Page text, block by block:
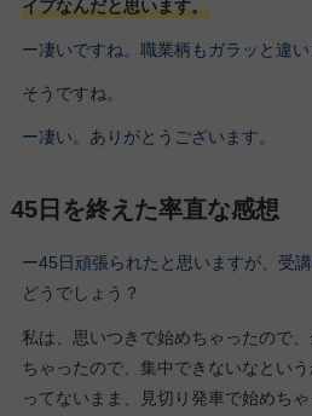
イプなんだと思います。
ー凄いですね。職業柄もガラッと違い
そうですね。
ー凄い。ありがとうございます。
45日を終えた率直な感想
ー45日頑張られたと思いますが、受
どうでしょう？
私は、思いつきで始めちゃったので
ちゃったので、集中できないなとい
ってないまま、見切り発車で始めち